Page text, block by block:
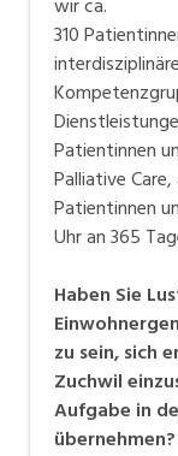
310
Patientinnen
Palliative
Patientinnen
Uhr an 365
Haben Sie
zu sein, sich
Zuchwil
Aufgabe in
übernehmen?